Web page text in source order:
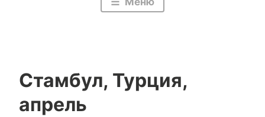
Стамбул, Турция,
апрель